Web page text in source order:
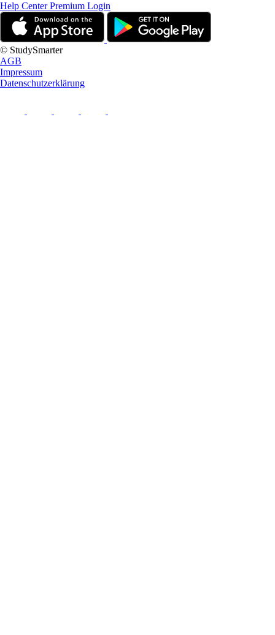
Help CenterPremium Login
© StudySmarter
AGB
Impressum
Datenschutzerklärung